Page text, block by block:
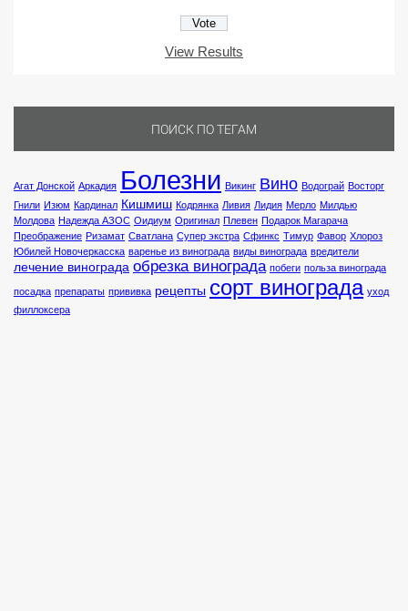
View Results
ПОИСК ПО ТЕГАМ
Агат Донской Аркадия Болезни Викинг Вино Водограй Восторг
Гнили Изюм Кардинал Кишмиш Кодрянка Ливия Лидия Мерло Милдью
Молдова Надежда АЗОС Оидиум Оригинал Плевен Подарок Магарача
Преображение Ризамат Сватлана Супер экстра Сфинкс Тимур Фавор Хлороз
Юбилей Новочеркасска варенье из винограда виды винограда вредители
лечение винограда обрезка винограда побеги польза винограда
посадка препараты прививка рецепты сорт винограда уход
филлоксера